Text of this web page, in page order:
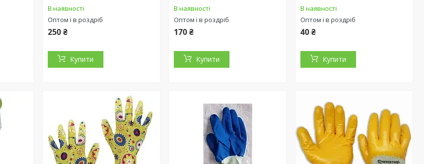
В наявності
Оптом і в роздріб
250 ₴
Купити
В наявності
Оптом і в роздріб
170 ₴
Купити
В наявності
Оптом і в роздріб
40 ₴
Купити